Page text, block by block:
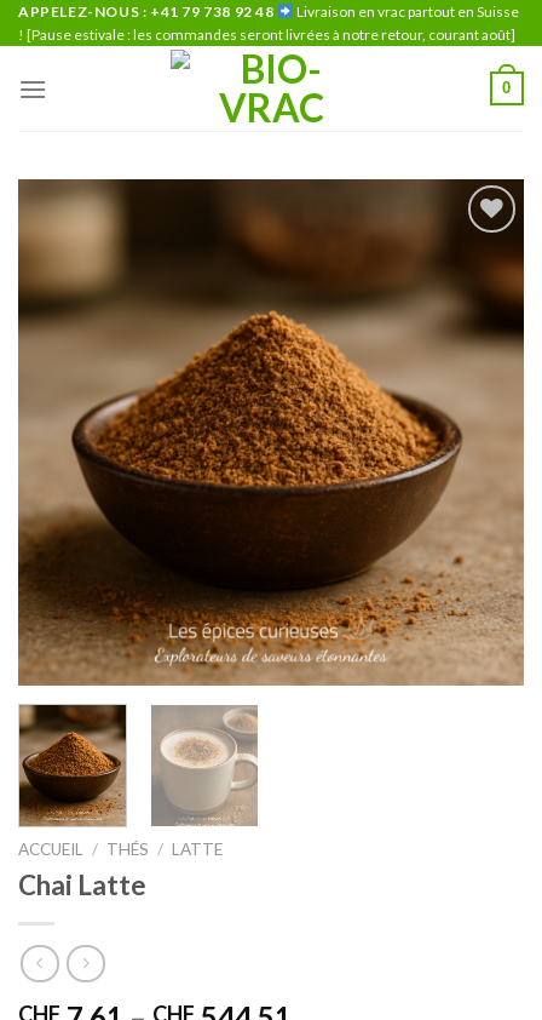
Skip
to
APPELEZ-NOUS : +41 79 738 92 48
Livraison en vrac partout en Suisse
! [Pause estivale : les commandes seront livrées à notre retour, courant août]
0
ACCUEIL / THÉS / LATTE
Chai Latte
CHF CHF